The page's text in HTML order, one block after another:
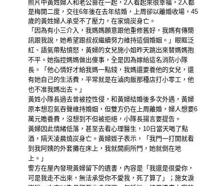
照片中黃姓婦人和老公靠在一起，2人看起來很幸福，2人都
是梅開二度，交往6年後在去年結婚，上周卻以離婚收場，45
歲的黃姓婦人承受不了壓力，在家燒炭身亡。
「因為有小三介入，我媽媽願意跟他重修舊好，我媽有傳簡
訊跟我說，她希望跟叔叔繼續努力維持這個婚姻。」眼眶泛
紅、語氣帶點憤怒，黃婦的女兒施小姐昨天跳出來替媽媽抱
不平。她指控媽媽做出傻事，全是因為嫁給這名消防小隊
長。「他心情好才給我媽一點錢，我媽還要養他的女兒，還
有她自己的生活費，平常就是在滷肉飯那種店打小零工，他
也不准我媽出去。」
黃姓小隊長過去曾被控性侵，和黃婦結婚後多次外遇，黃婦
原本想忍氣吞聲維持婚姻，但雙方仍在上周離婚，婦人想要6
萬元贍養費，沒想到不但被拒絕，小隊長揚言要提告。
黃婦因此情緒低落，甚至去看心理醫生，10日當天喝了點
酒，隔天凌晨燒炭身亡。黃婦姪子表示，「我門一打開就看
到我阿姨的外套攤在床上，我就開廁所門，她就倒在地
上。」
警方在屋內發現黃婦留下的遺書，內容是「我還是很愛你，
可是我走不出來，無法承受你不愛我，死了算了」；施女淚